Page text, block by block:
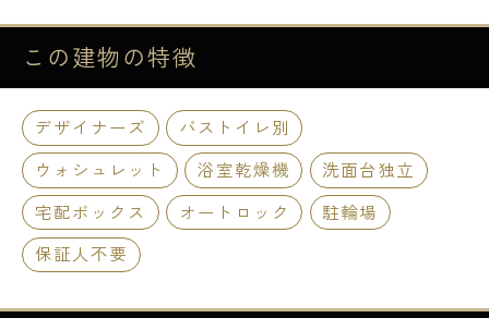
この建物の特徴
デザイナーズ
バストイレ別
ウォシュレット
浴室乾燥機
洗面台独立
宅配ボックス
オートロック
駐輪場
保証人不要